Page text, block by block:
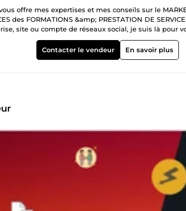
offre mes expertises et mes conseils sur le
compte de réseaux social, je suis là pour vous aidez à développer dans
des formations dans le Marketing Digital : Le
collaboration, le dernier ingrédient pour réussir
✔️ AGENCY &amp; CONSULTANT BHM
Contacter le vendeur En savoir plus